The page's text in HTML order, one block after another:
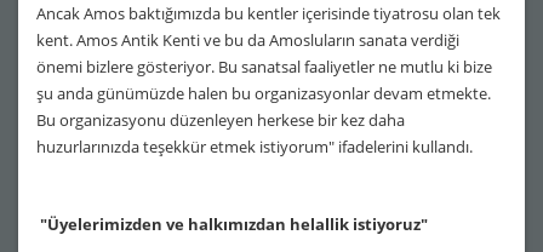
Ancak Amos baktığımızda bu kentler içerisinde tiyatrosu olan tek
kent. Amos Antik Kenti ve bu da Amosluların sanata verdiği
önemi bizlere gösteriyor. Bu sanatsal faaliyetler ne mutlu ki bize
şu anda günümüzde halen bu organizasyonlar devam etmekte.
Bu organizasyonu düzenleyen herkese bir kez daha
huzurlarınızda teşekkür etmek istiyorum" ifadelerini kullandı.
"Üyelerimizden ve halkımızdan helallik istiyoruz"